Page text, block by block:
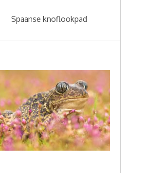
Spaanse knoflookpad